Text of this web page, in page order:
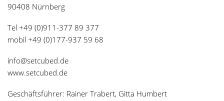
90408 Nürnberg
Tel +49 (0)911-377 89 377
mobil +49 (0)177-937 59 68
info@setcubed.de
www.setcubed.de
Geschäftsführer: Rainer Trabert, Gitta Humbert